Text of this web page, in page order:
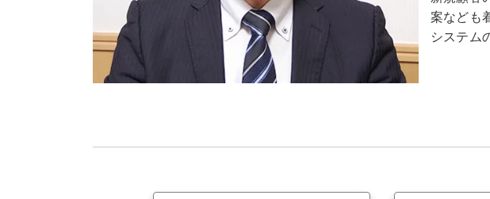
案なども
システム